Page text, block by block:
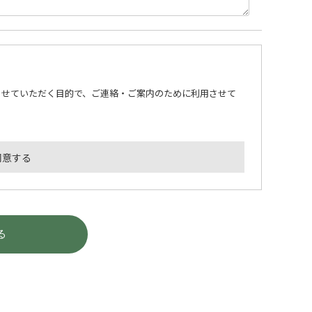
ていただく目的で、ご連絡・ご案内のために利用させて
する